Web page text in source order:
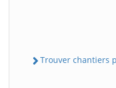
Trouver chantiers